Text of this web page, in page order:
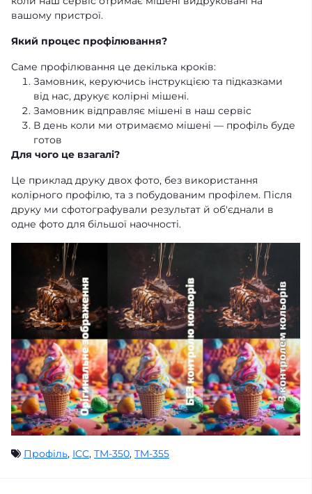
вашому пристрої.
Який процес профілювання?
Саме профілювання це декілька кроків:
Замовник, керуючись інструкцією та підказками
від нас, друкує колірні мішені.
Замовник відправляє мішені в наш сервіс
В день коли ми отримаємо мішені — профіль буде
готов
Для чого це взагалі?
Це приклад друку двох фото, без використання
колірного профілю, та з побудованим профілем. Після
друку ми сфотографували результат й об'єднали в
одне фото для більшої наочності.
Профіль, ICC, TM-350, TM-355